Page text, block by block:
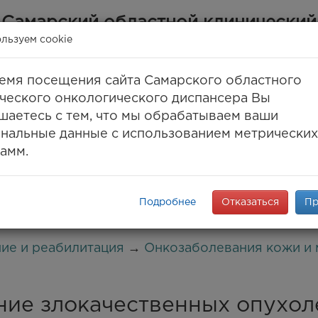
Самарский областной клинический
онкологический диспансер
(ГБУЗ СОКОД)
Самара, ул. Солнечная, 50
30-777-30, 994-61-96(единый call-
8 (846) 994-03-99(факс)
info@samaraonko.ru
МЕДТУРИЗМ ENG
и реабилитация → Онкозаболевания кожи и
злокачественных
cookie
посещения сайта Самарского областного
онкологического диспансера Вы
с тем, что мы обрабатываем ваши
данные с использованием метрических
Подробнее Отказаться